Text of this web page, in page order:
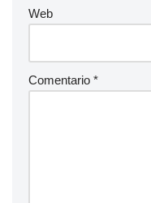
Web
Comentario *